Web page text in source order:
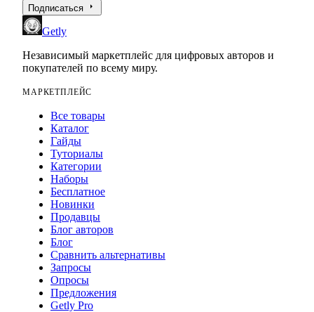
Подписаться arrow_right
Getly
Независимый маркетплейс для цифровых авторов и
покупателей по всему миру.
МАРКЕТПЛЕЙС
Все товары
Каталог
Гайды
Туториалы
Категории
Наборы
Бесплатное
Новинки
Продавцы
Блог авторов
Блог
Сравнить альтернативы
Запросы
Опросы
Предложения
Getly Pro